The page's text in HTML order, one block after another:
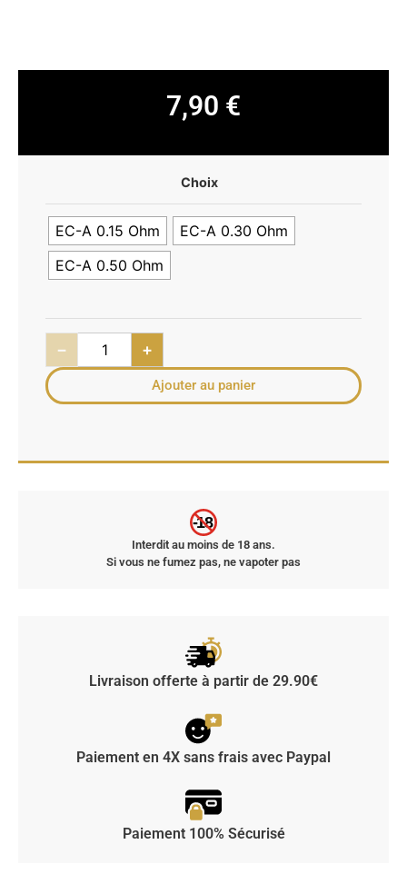
7,90 €
Choix
EC-A 0.15 Ohm
EC-A 0.30 Ohm
EC-A 0.50 Ohm
− +
Ajouter au panier
-18
Interdit au moins de 18 ans.
Si vous ne fumez pas, ne vapoter pas
Livraison offerte à partir de 29.90€
Paiement en 4X sans frais avec Paypal
Paiement 100% Sécurisé